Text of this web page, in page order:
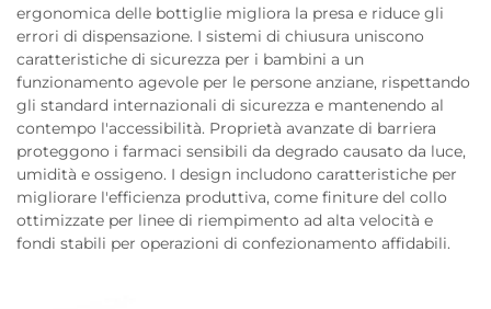
ergonomica delle bottiglie migliora la presa e riduce gli
errori di dispensazione. I sistemi di chiusura uniscono
caratteristiche di sicurezza per i bambini a un
funzionamento agevole per le persone anziane, rispettando
gli standard internazionali di sicurezza e mantenendo al
contempo l'accessibilità. Proprietà avanzate di barriera
proteggono i farmaci sensibili da degrado causato da luce,
umidità e ossigeno. I design includono caratteristiche per
migliorare l'efficienza produttiva, come finiture del collo
ottimizzate per linee di riempimento ad alta velocità e
fondi stabili per operazioni di confezionamento affidabili.